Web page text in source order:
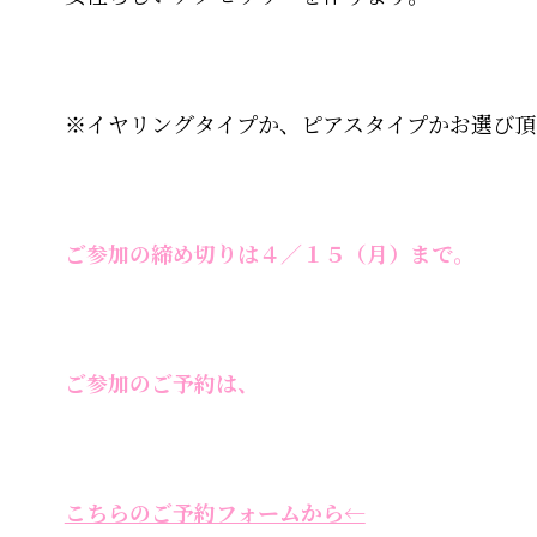
※イヤリングタイプか、ピアスタイプかお選び
ご参加の締め切りは４／１５（月）まで。
ご参加のご予約は、
こちらのご予約フォームから←